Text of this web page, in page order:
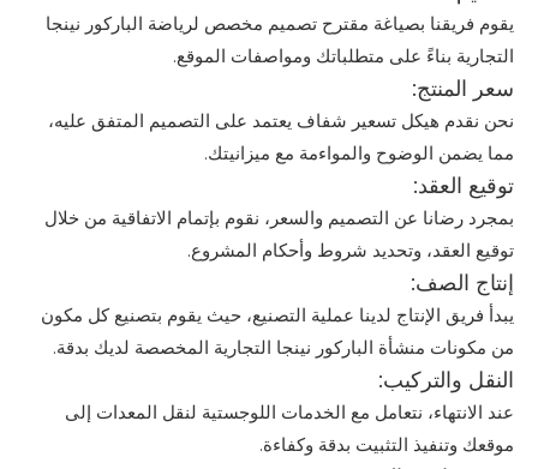
يقوم فريقنا بصياغة مقترح تصميم مخصص لرياضة الباركور نينجا
التجارية بناءً على متطلباتك ومواصفات الموقع.
سعر المنتج:
نحن نقدم هيكل تسعير شفاف يعتمد على التصميم المتفق عليه،
مما يضمن الوضوح والمواءمة مع ميزانيتك.
توقيع العقد:
بمجرد رضانا عن التصميم والسعر، نقوم بإتمام الاتفاقية من خلال
توقيع العقد، وتحديد شروط وأحكام المشروع.
إنتاج الصف:
يبدأ فريق الإنتاج لدينا عملية التصنيع، حيث يقوم بتصنيع كل مكون
من مكونات منشأة الباركور نينجا التجارية المخصصة لديك بدقة.
النقل والتركيب:
عند الانتهاء، نتعامل مع الخدمات اللوجستية لنقل المعدات إلى
موقعك وتنفيذ التثبيت بدقة وكفاءة.